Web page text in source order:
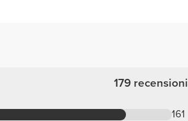
179 recensioni
161